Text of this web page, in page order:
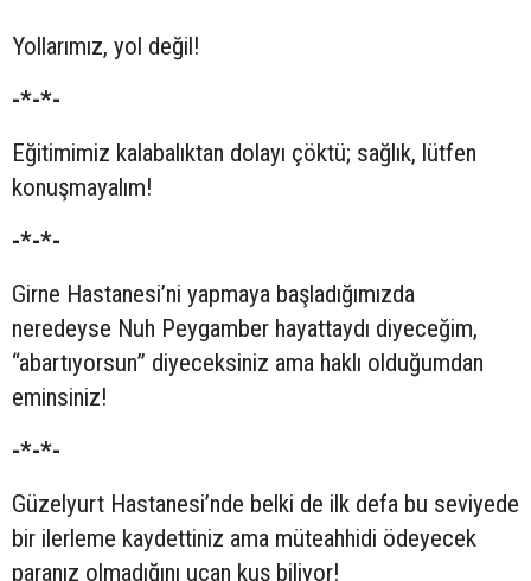
Yollarımız, yol değil!
-*-*-
Eğitimimiz kalabalıktan dolayı çöktü; sağlık, lütfen
konuşmayalım!
-*-*-
Girne Hastanesi’ni yapmaya başladığımızda
neredeyse Nuh Peygamber hayattaydı diyeceğim,
“abartıyorsun” diyeceksiniz ama haklı olduğumdan
eminsiniz!
-*-*-
Güzelyurt Hastanesi’nde belki de ilk defa bu seviyede
bir ilerleme kaydettiniz ama müteahhidi ödeyecek
paranız olmadığını uçan kuş biliyor!